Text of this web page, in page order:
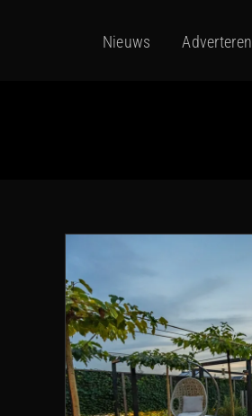
Nieuws Adverteren